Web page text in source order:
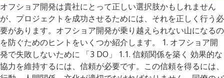
オフショア開発は貴社にとって正しい選択肢かもしれません
が、プロジェクトを成功させるためには、それを正しく行う必
要があります。オフショア開発が乗り越えられない山になるの
を防ぐためのヒントをいくつか紹介します。 1. オフショア開
発で失敗しないために 「3 DO」 1.1. 信頼関係を築く 効果的な
協力を維持するには、信頼が必要です。この信頼を得るには、